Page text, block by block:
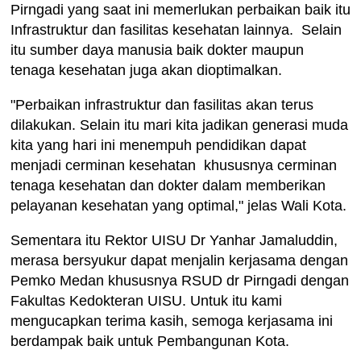
Pirngadi yang saat ini memerlukan perbaikan baik itu
Infrastruktur dan fasilitas kesehatan lainnya. Selain
itu sumber daya manusia baik dokter maupun
tenaga kesehatan juga akan dioptimalkan.
"Perbaikan infrastruktur dan fasilitas akan terus
dilakukan. Selain itu mari kita jadikan generasi muda
kita yang hari ini menempuh pendidikan dapat
menjadi cerminan kesehatan khususnya cerminan
tenaga kesehatan dan dokter dalam memberikan
pelayanan kesehatan yang optimal," jelas Wali Kota.
Sementara itu Rektor UISU Dr Yanhar Jamaluddin,
merasa bersyukur dapat menjalin kerjasama dengan
Pemko Medan khususnya RSUD dr Pirngadi dengan
Fakultas Kedokteran UISU. Untuk itu kami
mengucapkan terima kasih, semoga kerjasama ini
berdampak baik untuk Pembangunan Kota.